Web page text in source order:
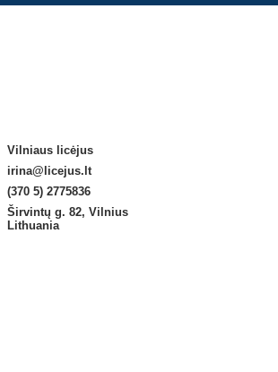
Vilniaus licėjus
irina@licejus.lt
(370 5) 2775836
Širvintų g. 82, Vilnius
Lithuania